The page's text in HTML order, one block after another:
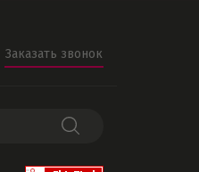
Заказать звонок